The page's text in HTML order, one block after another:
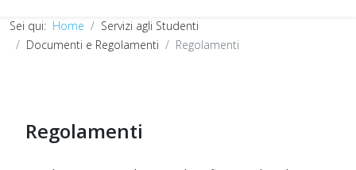
Sei qui: Home
Servizi agli Studenti
Documenti e Regolamenti
Regolamenti
Regolamenti